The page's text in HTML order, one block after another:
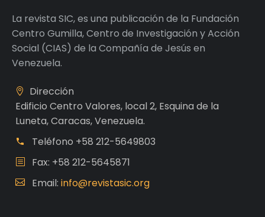
La revista SIC, es una publicación de la Fundación
Centro Gumilla, Centro de Investigación y Acción
Social (CIAS) de la Compañía de Jesús en
Venezuela.
Dirección
Edificio Centro Valores, local 2, Esquina de la
Luneta, Caracas, Venezuela.
Teléfono +58 212-5649803
Fax: +58 212-5645871
Email: info@revistasic.org